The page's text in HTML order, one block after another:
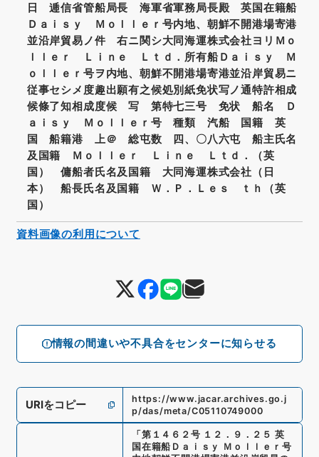
情報の間違いや不具合をセンターに知らせる
日 逓信省管船局長 海軍省軍務局長殿 英国在籍船
Ｄａｉｓｙ Ｍｏｌｌｅｒ号内地、朝鮮不開港場寄港
並沿岸貿易ノ件 右ニ関シ大同海運株式会社ヨリＭｏ
ｌｌｅｒ Ｌｉｎｅ Ｌｔｄ．所有船Ｄａｉｓｙ Ｍ
ｏｌｌｅｒ号ヲ内地、朝鮮不開港場寄港並沿岸貿易ニ
従事セシメ度趣出願有之候処別紙免状写ノ通特許相成
候條了知相成度候 写 第特七三号 免状 船名 Ｄ
ａｉｓｙ Ｍｏｌｌｅｒ号 種類 汽船 国籍 英
国 船籍港 上＠ 総屯数 四、〇八六屯 船主氏名
及国籍 Ｍｏｌｌｅｒ Ｌｉｎｅ Ｌｔｄ．（英
国） 傭船者氏名及国籍 大同海運株式会社（日
本） 船長氏名及国籍 Ｗ．Ｐ．Ｌｅｓ ｔｈ（英
国）
URIをコピー
https://www.jacar.archives.go.j
p/das/meta/C05110749000
「 第１４６２号 １２．９．２５ 英
国在籍船Ｄａｉｓｙ Ｍｏｌｌｅｒ号
資料画像の利用について